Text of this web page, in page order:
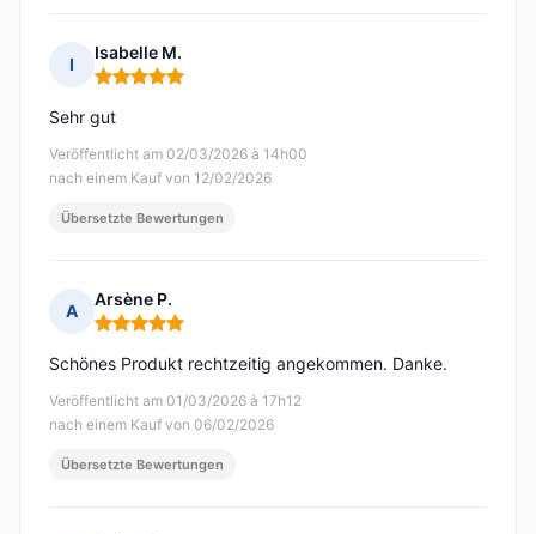
I
Isabelle M.
Hinweis: 5 von 5
Veröffentlicht am 02/03/2026 à 14h00
nach einem Kauf von 12/02/2026
Sehr gut
Übersetzte Bewertungen
A
Arsène P.
Hinweis: 5 von 5
Veröffentlicht am 01/03/2026 à 17h12
nach einem Kauf von 06/02/2026
Schönes Produkt rechtzeitig angekommen. Danke.
Übersetzte Bewertungen